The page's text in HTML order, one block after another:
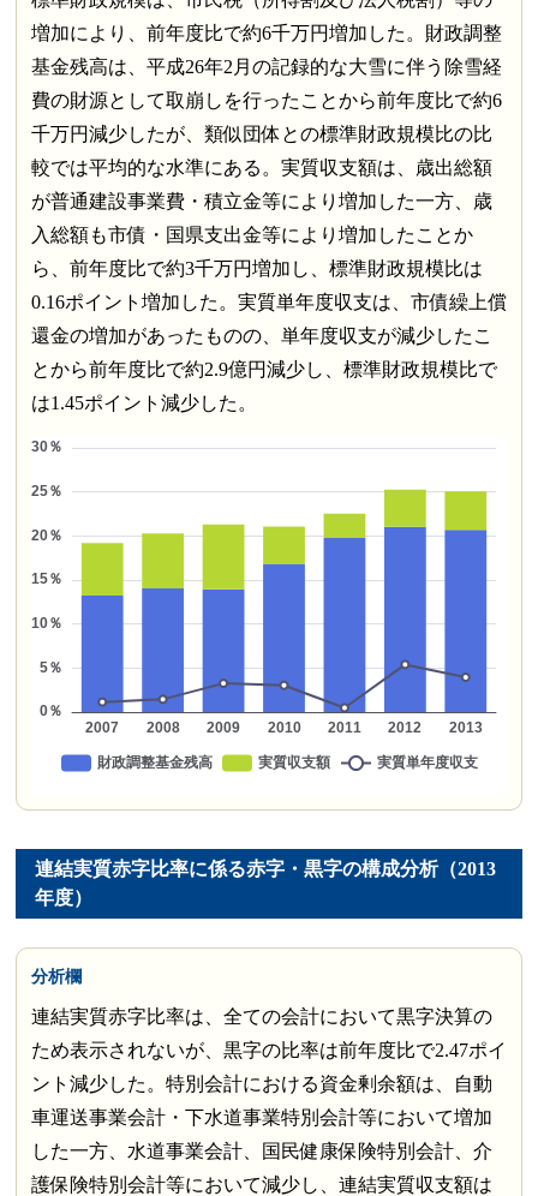
増加により、前年度比で約6千万円増加した。財政調整
基金残高は、平成26年2月の記録的な大雪に伴う除雪経
費の財源として取崩しを行ったことから前年度比で約6
千万円減少したが、類似団体との標準財政規模比の比
較では平均的な水準にある。実質収支額は、歳出総額
が普通建設事業費・積立金等により増加した一方、歳
入総額も市債・国県支出金等により増加したことか
ら、前年度比で約3千万円増加し、標準財政規模比は
0.16ポイント増加した。実質単年度収支は、市債繰上償
還金の増加があったものの、単年度収支が減少したこ
とから前年度比で約2.9億円減少し、標準財政規模比で
は1.45ポイント減少した。
連結実質赤字比率に係る赤字・黒字の構成分析（2013
年度）
分析欄
連結実質赤字比率は、全ての会計において黒字決算の
ため表示されないが、黒字の比率は前年度比で2.47ポイ
ント減少した。特別会計における資金剰余額は、自動
車運送事業会計・下水道事業特別会計等において増加
した一方、水道事業会計、国民健康保険特別会計、介
護保険特別会計等において減少し、連結実質収支額は